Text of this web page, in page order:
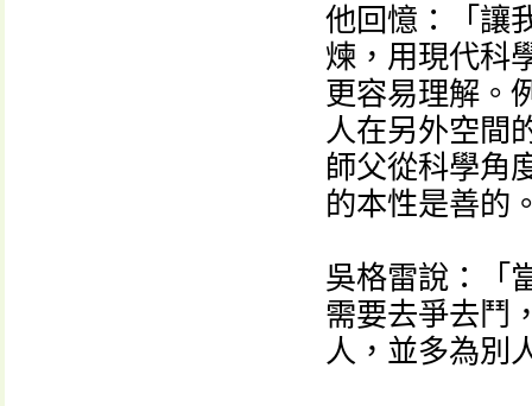
他回憶：「讓
煉，用現代科
更容易理解。
人在另外空間
師父從科學角
的本性是善的
吳格雷說：「
需要去爭去鬥
人，並多為別